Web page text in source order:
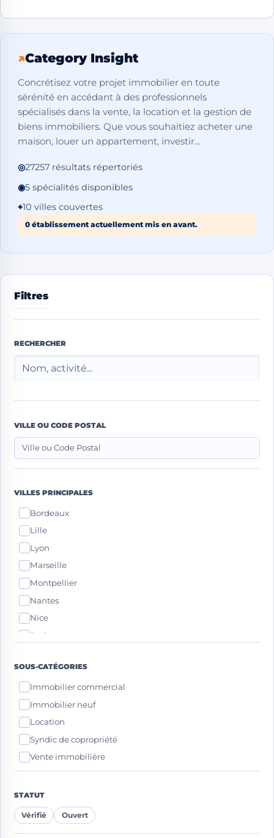
↗Category Insight
Concrétisez votre projet immobilier en toute
sérénité en accédant à des professionnels
spécialisés dans la vente, la location et la gestion de
biens immobiliers. Que vous souhaitiez acheter une
maison, louer un appartement, investir...
◎27257 résultats répertoriés
◉5 spécialités disponibles
⌖10 villes couvertes
0 établissement actuellement mis en avant.
Filtres
RECHERCHER
VILLE OU CODE POSTAL
VILLES PRINCIPALES
Bordeaux
Lille
Lyon
Marseille
Montpellier
Nantes
Nice
Paris
Toulouse
SOUS-CATÉGORIES
Immobilier commercial
Immobilier neuf
Location
Syndic de copropriété
Vente immobilière
STATUT
Vérifié Ouvert